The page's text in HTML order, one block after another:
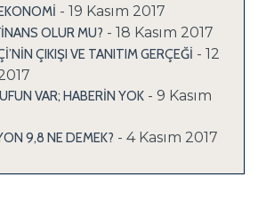
- 19 Kasım 2017
OLUR MU? - 18 Kasım 2017
ÇIKIŞI VE TANITIM GERÇEĞİ - 12
VAR; HABERİN YOK - 9 Kasım
9,8 NE DEMEK? - 4 Kasım 2017